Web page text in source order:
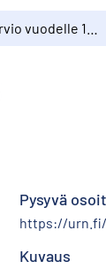
Pysyvä
https://urn.fi/
Kuvaus